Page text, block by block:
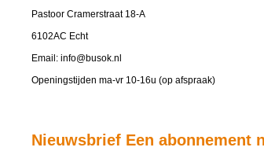
Pastoor Cramerstraat 18-A
6102AC Echt
Email: info@busok.nl
Openingstijden ma-vr 10-16u (op afspraak)
Nieuwsbrief Een abonnement